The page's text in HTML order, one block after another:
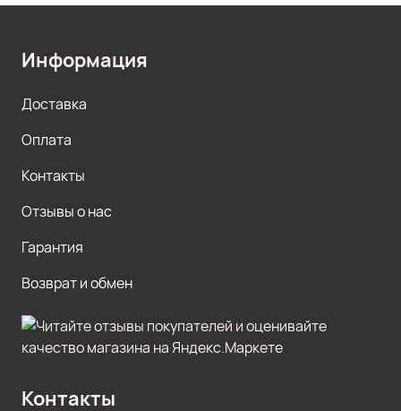
Информация
Доставка
Оплата
Контакты
Отзывы о нас
Гарантия
Возврат и обмен
Контакты